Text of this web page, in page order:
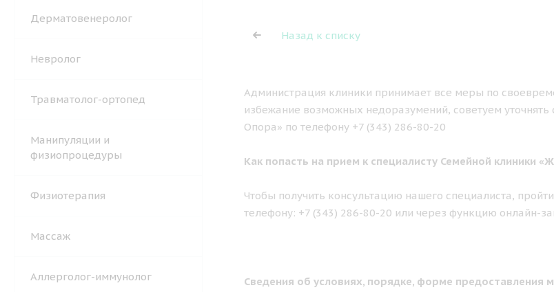
Дерматовенеролог
Невролог
Травматолог-ортопед
Манипуляции и
физиопроцедуры
Физиотерапия
Массаж
Аллерголог-иммунолог
Назад к списку
Администрация клиники принимает все меры по
избежание возможных недоразумений, советуем
Опора» по телефону +7 (343) 286-80-20
Как попасть на прием к специалисту Семейной клиники
Чтобы получить консультацию нашего специалиста,
телефону: +7 (343) 286-80-20 или через функцию онлайн-
Сведения об условиях, порядке, форме